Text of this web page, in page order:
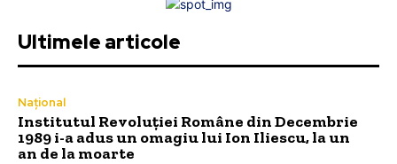
Ultimele articole
Național
Institutul Revoluției Române din Decembrie
1989 i-a adus un omagiu lui Ion Iliescu, la un
an de la moarte